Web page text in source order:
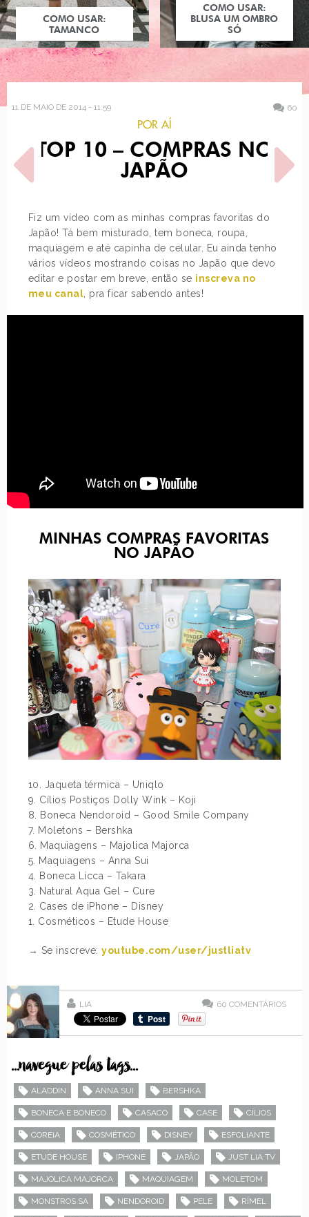
COMO USAR:
TAMANCO
COMO USAR:
BLUSA UM OMBRO
SÓ
11 DE MAIO DE 2014 - 11:59 60
POR AÍ
TOP 10 – COMPRAS NO
JAPÃO
Fiz um vídeo com as minhas compras favoritas do
Japão! Tá bem misturado, tem boneca, roupa,
maquiagem e até capinha de celular. Eu ainda tenho
vários vídeos mostrando coisas no Japão que devo
editar e postar em breve, então se inscreva no
meu canal , pra ficar sabendo antes!
MINHAS COMPRAS FAVORITAS
NO JAPÃO
10. Jaqueta térmica – Uniqlo
9. Cílios Postiços Dolly Wink – Koji
8. Boneca Nendoroid – Good Smile Company
7. Moletons – Bershka
6. Maquiagens – Majolica Majorca
5. Maquiagens – Anna Sui
4. Boneca Licca – Takara
3. Natural Aqua Gel – Cure
2. Cases de iPhone – Disney
1. Cosméticos – Etude House
→ Se inscreve:youtube.com/user/justliatv
LIA 60 COMENTÁRIOS
...navegue pelas tags...
ALADDIN ANNA SUI BERSHKA
BONECA E BONECO CASACO CASE CÍLIOS
COREIA COSMÉTICO DISNEY ESFOLIANTE
ETUDE HOUSE IPHONE JAPÃO JUST LIA TV
MAJOLICA MAJORCA MAQUIAGEM MOLETOM
MONSTROS SA NENDOROID PELE RÍMEL
POST ANTERIOR
LOOK DO DIA: COURO E
ONÇA
PRÓXIMO POST
DIVAS FASHIONISTAS DA
DISNEY